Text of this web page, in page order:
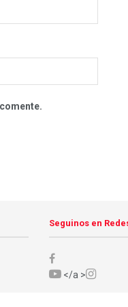
Seguinos en
</a >